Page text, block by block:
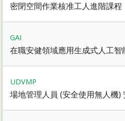
密閉空間作業核准工人進階課程
GAI
在職安健領域應用生成式人工智
UDVMP
場地管理人員 (安全使用無人機)